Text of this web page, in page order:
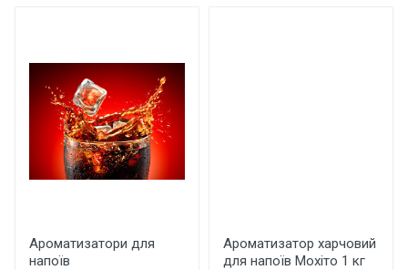
Бренд
Арома
Країна виробник
Україна
Написати відгук
Рейтинг
Ароматизатори для
напоїв
Ароматизатор харчовий
для напоїв Мохіто 1 кг